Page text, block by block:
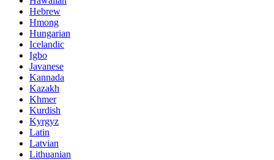
Hebrew
Hmong
Hungarian
Icelandic
Igbo
Javanese
Kannada
Kazakh
Khmer
Kurdish
Kyrgyz
Latin
Latvian
Lithuanian